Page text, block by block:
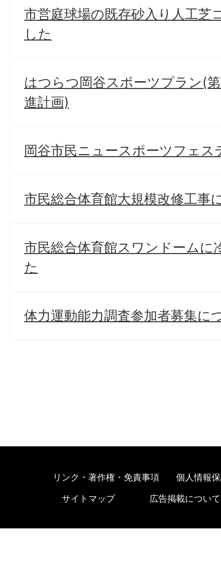
市営庭球場の既存砂入り人工芝
した
はつらつ岡谷スポーツプラン(
進計画)
岡谷市民ニュースポーツフェ
市民総合体育館大規模改修工事
市民総合体育館スワンドームに
た
体力運動能力調査参加者募集に
リンク・著作権・免責事項 個人情報
サイトマップ 広告掲載について